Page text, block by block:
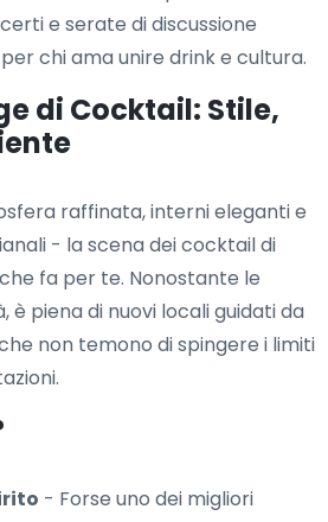
e serate di discussione
chi ama unire drink e cultura.
di Cocktail: Stile,
raffinata, interni eleganti e
- la scena dei cocktail di
fa per te. Nonostante le
è piena di nuovi locali guidati da
non temono di spingere i limiti
- Forse uno dei migliori